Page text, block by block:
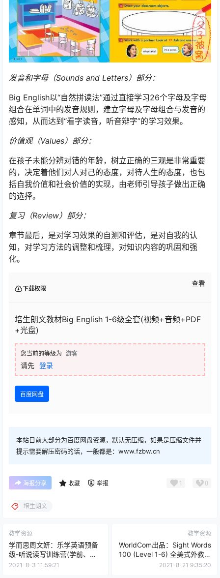
发音和字母（Sounds and Letters）部分：
Big English以“自然拼读法”通过直接学习26个字母及字母
组合在单词中的发音规则，建立字母及字母组合与发音的
感知，从而达到“看字读音，听音辩字”的学习效果。
价值观（Values）部分：
在孩子未能分辨对错的年龄，树立正确的三观是非常重要
的，决定着他们对人对己的态度，对待人生的态度，也包
括自我价值和社会价值的实现，由老师引导孩子做出正确
的选择。
复习（Review）部分：
章节最后，是对学习效果的自测和评估，是对自我的认
知，对学习方法的调整和梳理，对知识内容的巩固和强
化。
下载权限
查看
培生朗文教材Big English 1-6级全套(视频+音频+PDF
+光盘)
您当前的等级为 游客
请先 登录
百度网盘
本站目前大部分为百度网盘资源，默认无压缩，如果是压缩文件并
提示需要解压密码的话，一般都是：www.fzbw.cn
海报分享 收藏 举报 1 0
培生朗文
教学资源
学而思周文妍：乐学英语预备
级-听说读写训练营(学前、新
一年级）20讲
2021-8-3 11:59:21
教学资源
WorldCom出品：Sight Words
100 (Level 1-6) 全美式外教讲
解教学视频
2021-8-21 9:35:20